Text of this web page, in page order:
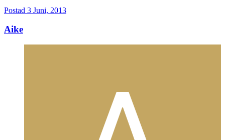
Postad 3 Juni, 2013
Aike